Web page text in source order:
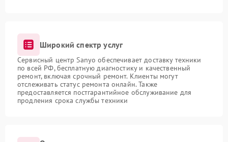
Широкий спектр услуг
Сервисный центр Sanyo обеспечивает доставку техники
по всей РФ, бесплатную диагностику и качественный
ремонт, включая срочный ремонт. Клиенты могут
отслеживать статус ремонта онлайн. Также
предоставляется постгарантийное обслуживание для
продления срока службы техники